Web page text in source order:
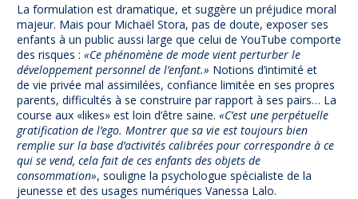
La formulation est dramatique, et suggère un préjudice moral
majeur. Mais pour Michaël Stora, pas de doute, exposer ses
enfants à un public aussi large que celui de YouTube comporte
des risques : «Ce phénomène de mode vient perturber le
développement personnel de l’enfant.» Notions d’intimité et
de vie privée mal assimilées, confiance limitée en ses propres
parents, difficultés à se construire par rapport à ses pairs… La
course aux «likes» est loin d’être saine. «C’est une perpétuelle
gratification de l’ego. Montrer que sa vie est toujours bien
remplie sur la base d’activités calibrées pour correspondre à ce
qui se vend, cela fait de ces enfants des objets de
consommation», souligne la psychologue spécialiste de la
jeunesse et des usages numériques Vanessa Lalo.